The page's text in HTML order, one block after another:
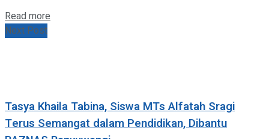
Read more
Next Post
Tasya Khaila Tabina, Siswa MTs Alfatah Sragi
Terus Semangat dalam Pendidikan, Dibantu